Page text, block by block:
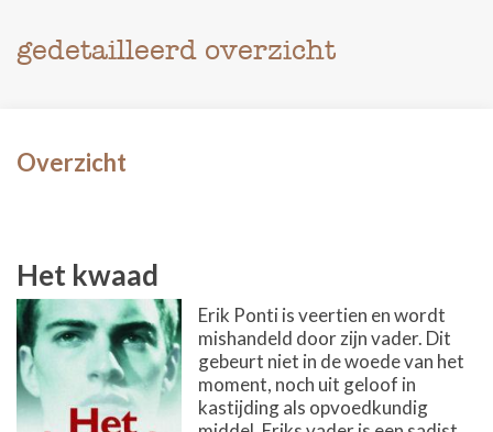
gedetailleerd overzicht
Overzicht
Het kwaad
Erik Ponti is veertien en wordt
mishandeld door zijn vader. Dit
gebeurt niet in de woede van het
moment, noch uit geloof in
kastijding als opvoedkundig